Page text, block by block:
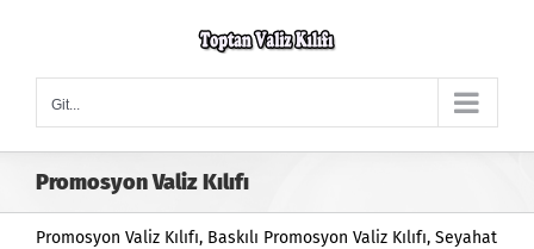
Git...
Promosyon Valiz Kılıfı
Promosyon Valiz Kılıfı, Baskılı Promosyon Valiz Kılıfı, Seyahat